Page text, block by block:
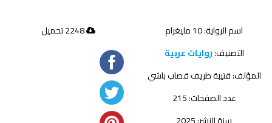
اسم الرواية: 10 مليغرام
التصنيف:روايات عربية
المؤلف:قتيبة طريف قصاب باشي
عدد الصفحات: 215
2248 تحميل